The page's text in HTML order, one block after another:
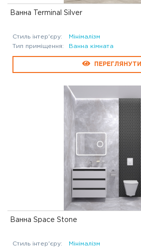
Ванна Terminal Silver
Стиль інтер'єру:
Мінімалізм
Тип приміщення:
Ванна кімната
ПЕРЕГЛЯНУТИ
Ванна Space Stone
Стиль інтер'єру:
Мінімалізм